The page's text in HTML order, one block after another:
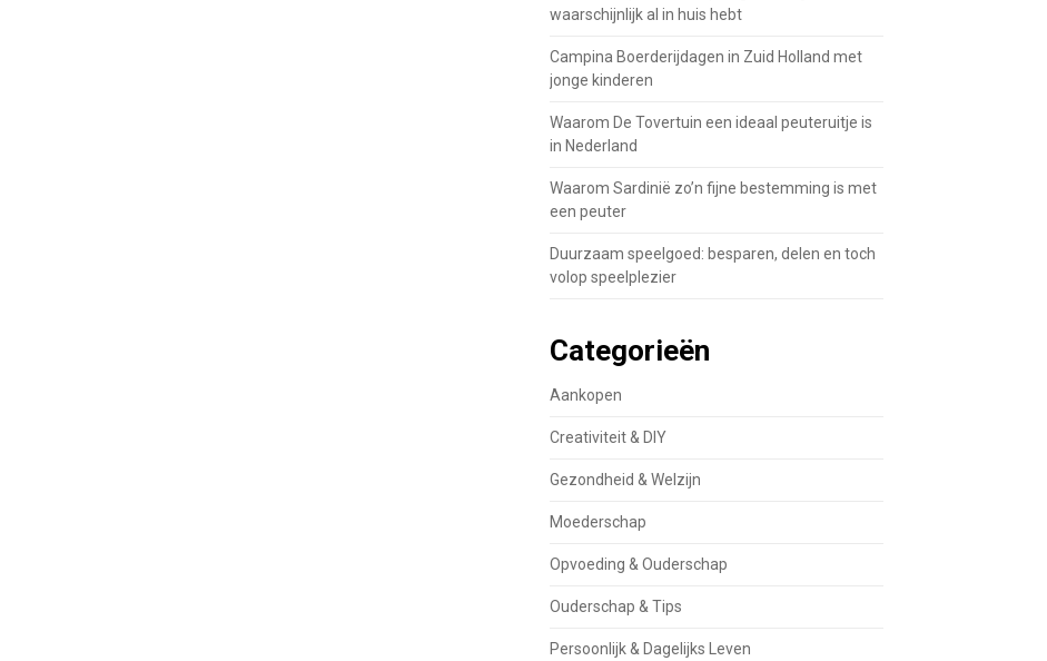
waarschijnlijk al in huis hebt
Campina Boerderijdagen in Zuid Holland met
jonge kinderen
Waarom De Tovertuin een ideaal peuteruitje is
in Nederland
Waarom Sardinië zo’n fijne bestemming is met
een peuter
Duurzaam speelgoed: besparen, delen en toch
volop speelplezier
Categorieën
Aankopen
Creativiteit & DIY
Gezondheid & Welzijn
Moederschap
Opvoeding & Ouderschap
Ouderschap & Tips
Persoonlijk & Dagelijks Leven